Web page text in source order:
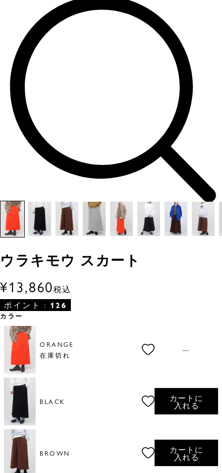
ウラキモウ スカート
¥13,860税込
ポイント : 126
カラー
ORANGE
在庫切れ
—
BLACK
カートに
入れる
BROWN
カートに
入れる